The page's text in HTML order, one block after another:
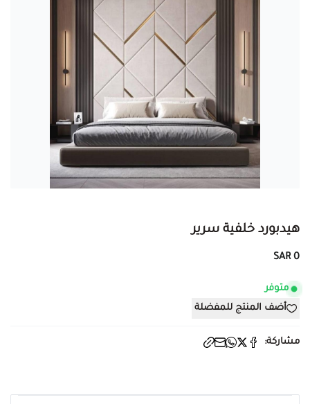
هيدبورد خلفية سرير
0 SAR
متوفر
أضف المنتج للمفضلة
مشاركة: